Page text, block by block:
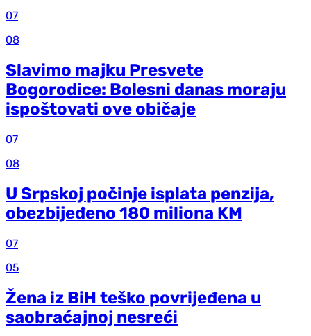
07
08
Slavimo majku Presvete
Bogorodice: Bolesni danas moraju
ispoštovati ove običaje
07
08
U Srpskoj počinje isplata penzija,
obezbijeđeno 180 miliona KM
07
05
Žena iz BiH teško povrijeđena u
saobraćajnoj nesreći